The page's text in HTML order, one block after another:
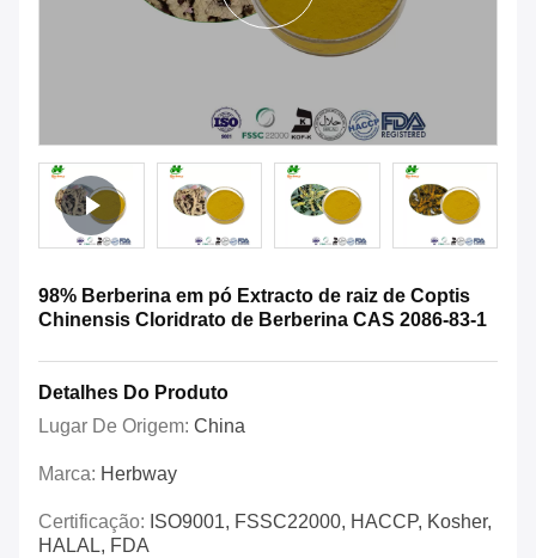
98% Berberina em pó Extracto de raiz de Coptis
Chinensis Cloridrato de Berberina CAS 2086-83-1
Detalhes Do Produto
Lugar De Origem: China
Marca: Herbway
Certificação: ISO9001, FSSC22000, HACCP, Kosher,
HALAL, FDA